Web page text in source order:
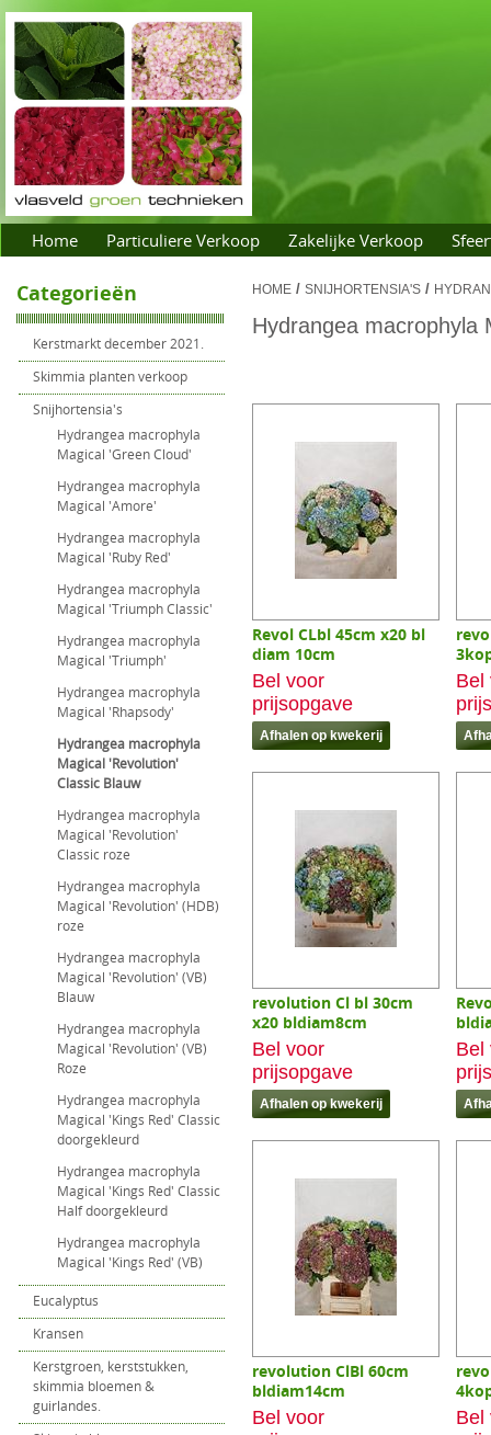
Home Particuliere Verkoop Zakelijke Verkoop
Categorieën
Kerstmarkt december 2021.
Skimmia planten verkoop
Snijhortensia's
Hydrangea macrophyla
Magical 'Green Cloud'
Hydrangea macrophyla
Magical 'Amore'
Hydrangea macrophyla
Magical 'Ruby Red'
Hydrangea macrophyla
Magical 'Triumph Classic'
Hydrangea macrophyla
Magical 'Triumph'
Hydrangea macrophyla
Magical 'Rhapsody'
Hydrangea macrophyla
Magical 'Revolution'
Classic Blauw
Hydrangea macrophyla
Magical 'Revolution'
Classic roze
Hydrangea macrophyla
Magical 'Revolution' (HDB)
roze
Hydrangea macrophyla
Magical 'Revolution' (VB)
Blauw
Hydrangea macrophyla
Magical 'Revolution' (VB)
Roze
Hydrangea macrophyla
Magical 'Kings Red' Classic
doorgekleurd
Hydrangea macrophyla
Magical 'Kings Red' Classic
Half doorgekleurd
Hydrangea macrophyla
Magical 'Kings Red' (VB)
Eucalyptus
Kransen
Kerstgroen, kerststukken,
skimmia bloemen &
guirlandes.
HOME / SNIJHORTENSIA'S /
Hydrangea macrophyla
Revol CLbl 45cm x20 bl
diam 10cm
Bel voor
prijsopgave
Bel
revolution Cl bl 30cm
x20 bldiam8cm
Bel voor
prijsopgave
Bel
revolution ClBl 60cm
bldiam14cm
Bel voor
Bel